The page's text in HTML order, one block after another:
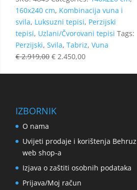
160x240 cm, Kombinacija vuna i
svila, Luksuzni tepisi, Perzijski
tepisi, Uzlani/Čvorovani tepisi Tags:
Perzijski,Svila,Tabriz,Vuna
€2.919,00 € 2.450,00
IZBORNIK
O nama
Uvijeti prodaje i korištenja Behruz
web shop-a
Izjava o zaštiti osobnih podataka
Prijava/Moj račun